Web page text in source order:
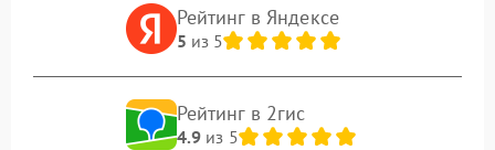
Рейтинг в Яндексе
5 из 5
Рейтинг в 2гис
4.9из 5